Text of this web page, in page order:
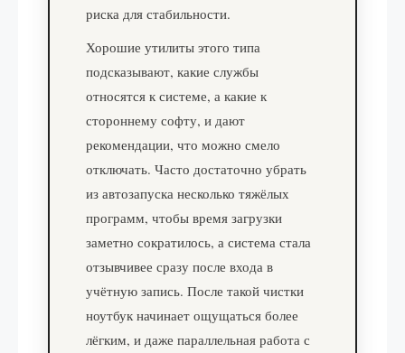
риска для стабильности.
Хорошие утилиты этого типа
подсказывают, какие службы
относятся к системе, а какие к
стороннему софту, и дают
рекомендации, что можно смело
отключать. Часто достаточно убрать
из автозапуска несколько тяжёлых
программ, чтобы время загрузки
заметно сократилось, а система стала
отзывчивее сразу после входа в
учётную запись. После такой чистки
ноутбук начинает ощущаться более
лёгким, и даже параллельная работа с